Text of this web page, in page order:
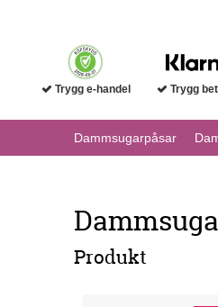
Trygg e-handel Trygg
Dammsugarpåsar
Produkt